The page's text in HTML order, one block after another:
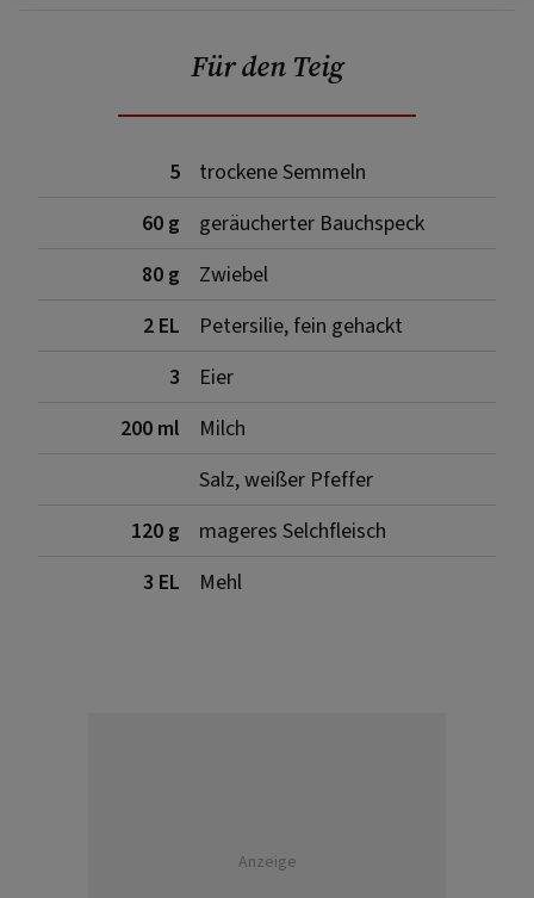
Für den Teig
5
trockene Semmeln
60 g
geräucherter Bauchspeck
80 g
Zwiebel
2 EL
Petersilie, fein gehackt
3
Eier
200 ml
Milch
Salz, weißer Pfeffer
120 g
mageres Selchfleisch
3 EL
Mehl
Anzeige